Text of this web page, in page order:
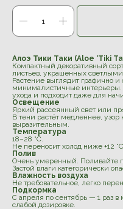
Алоэ Тики Таки (Aloe ‘Tiki
Компактный декоративный
листьев, украшенных
Растение выглядит графично
минималистичные интерьеры.
ухода и подходит даже для
Освещение
Яркий рассеянный свет или
В тени растёт медленнее, узор
выразительным.
Температура
18–28 °C.
Не переносит холод ниже +12
Полив
Очень умеренный. Поливайте
Застой влаги категорически
Влажность воздуха
Не требовательное, легко
Подкормка
С апреля по сентябрь — 1 раз
слабой дозировке.